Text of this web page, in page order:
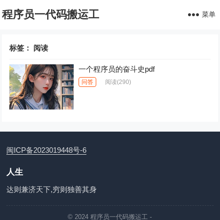
程序员一代码搬运工 菜单
标签： 阅读
一个程序员的奋斗史pdf
问答 阅读(290)
闽ICP备2023019448号-6
人生
达则兼济天下,穷则独善其身
© 2024程序员一代码搬运工 -